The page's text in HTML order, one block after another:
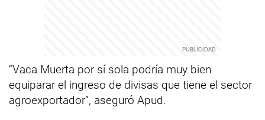
“Vaca Muerta por sí sola podría muy bien
equiparar el ingreso de divisas que tiene el sector
agroexportador”, aseguró Apud.